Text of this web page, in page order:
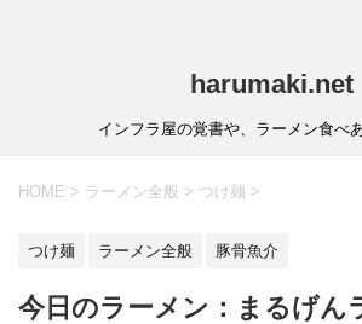
harumaki.net
インフラ屋の覚書や、ラーメン食べ
HOME > ラーメン全般 > つけ麺 >
つけ麺 ラーメン全般 豚骨魚介
今日のラーメン：まるげん